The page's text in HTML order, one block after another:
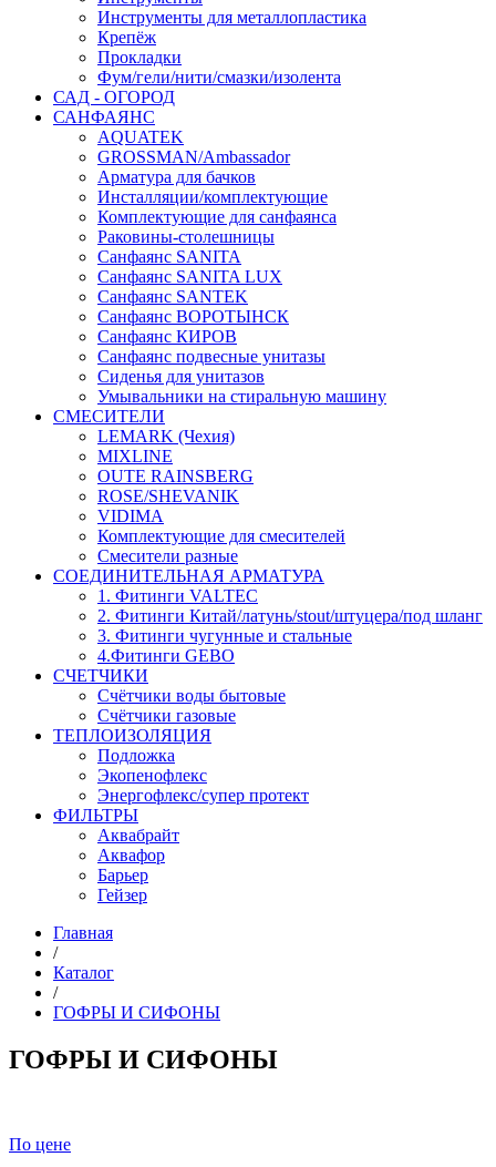
Инструменты для металлопластика
Крепёж
Прокладки
Фум/гели/нити/смазки/изолента
САД - ОГОРОД
САНФАЯНС
AQUATEK
GROSSMAN/Ambassador
Арматура для бачков
Инсталляции/комплектующие
Комплектующие для санфаянса
Раковины-столешницы
Санфаянс SANITA
Санфаянс SANITA LUX
Санфаянс SANTEK
Санфаянс ВОРОТЫНСК
Санфаянс КИРОВ
Санфаянс подвесные унитазы
Сиденья для унитазов
Умывальники на стиральную машину
СМЕСИТЕЛИ
LEMARK (Чехия)
MIXLINE
OUTE RAINSBERG
ROSE/SHEVANIK
VIDIMA
Комплектующие для смесителей
Смесители разные
СОЕДИНИТЕЛЬНАЯ АРМАТУРА
1. Фитинги VALTEC
2. Фитинги Китай/латунь/stout/штуцера/под шланг
3. Фитинги чугунные и стальные
4.Фитинги GEBO
СЧЕТЧИКИ
Счётчики воды бытовые
Счётчики газовые
ТЕПЛОИЗОЛЯЦИЯ
Подложка
Экопенофлекс
Энергофлекс/супер протект
ФИЛЬТРЫ
Аквабрайт
Аквафор
Барьер
Гейзер
Главная
/
Каталог
/
ГОФРЫ И СИФОНЫ
ГОФРЫ И СИФОНЫ
По цене